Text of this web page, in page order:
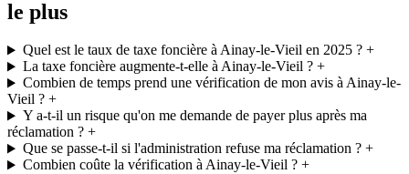
le plus
Quel est le taux de taxe foncière à Ainay-le-Vieil en 2025 ?+
La taxe foncière augmente-t-elle à Ainay-le-Vieil ?+
Combien de temps prend une vérification de mon avis à Ainay-le-
Vieil ? +
Y a-t-il un risque qu'on me demande de payer plus après ma
réclamation ? +
Que se passe-t-il si l'administration refuse ma réclamation ?+
Combien coûte la vérification à Ainay-le-Vieil ?+